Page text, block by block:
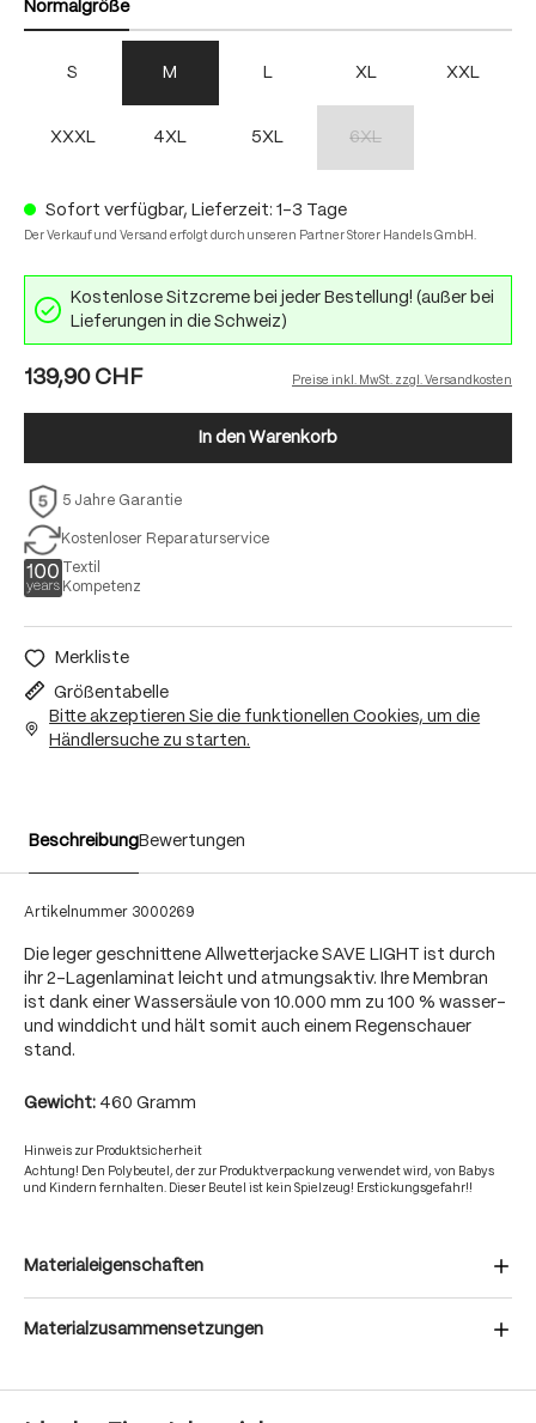
Normalgröße
S M L XL XXL
XXXL 4XL 5XL 6XL
Sofort verfügbar, Lieferzeit: 1-3 Tage
Der Verkauf und Versand erfolgt durch unseren Partner Storer Handels GmbH.
Kostenlose Sitzcreme bei jeder Bestellung! (außer bei
Lieferungen in die Schweiz)
139,90 CHF Preise inkl. MwSt. zzgl. Versandkosten
In den Warenkorb
5 Jahre Garantie
Kostenloser Reparaturservice
Textil
Kompetenz
Merkliste
Größentabelle
Bitte akzeptieren Sie die funktionellen Cookies, um die
Händlersuche zu starten.
BeschreibungBewertungen
Artikelnummer 3000269
Die leger geschnittene Allwetterjacke SAVE LIGHT ist durch
ihr 2-Lagenlaminat leicht und atmungsaktiv. Ihre Membran
ist dank einer Wassersäule von 10.000 mm zu 100 % wasser-
und winddicht und hält somit auch einem Regenschauer
stand.
Gewicht: 460 Gramm
Hinweis zur Produktsicherheit
Achtung! Den Polybeutel, der zur Produktverpackung verwendet wird, von Babys
und Kindern fernhalten. Dieser Beutel ist kein Spielzeug! Erstickungsgefahr!!
Materialeigenschaften
Materialzusammensetzungen